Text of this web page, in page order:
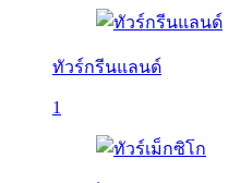
ทัวร์กรีนแลนด์
1